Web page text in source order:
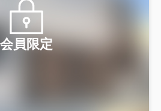
会員限定